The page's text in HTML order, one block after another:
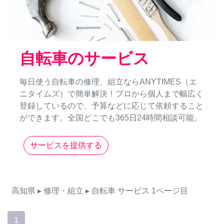
自転車のサービス
毎日使う自転車の修理、組立ならANYTIMES（エ
ニタイムズ）で簡単解決！プロから個人まで幅広く
登録しているので、予算などに応じて依頼すること
ができます。全国どこでも365日24時間相談可能。
サービスを提供する
高知県 ▸ 修理・組立 ▸ 自転車 サービス 1ページ目
1